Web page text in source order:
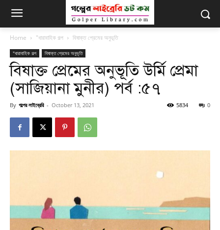
Home "ধারাবাহিক গল্প বিষাক্ত প্রেমের অনুভূতি
"ধারাবাহিক গল্প বিষাক্ত প্রেমের অনুভূতি
বিষাক্ত প্রেমের অনুভূতি উর্মি প্রেমা
(সাজিয়ানা মুনীর) পর্ব :৫৭
By গল্পের লাইব্রেরি - October 13, 2021 0
5834